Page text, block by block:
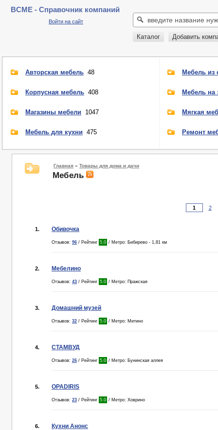
BCME - Справочник компаний
Войти на сайт
Каталог Добавить
Авторская мебель 48
Корпусная мебель 408
Магазины мебели 1047
Мебель для кухни 475
Мебель из
Мебель на
Мягкая
Ремонт
Главная » Товары для дома и дачи
Мебель
2
1. Обивочка
Отзывов: 96 / Рейтинг 5.0 / Метро: Бибирево - 1,81 км
2. Мебелино
Отзывов: 43 / Рейтинг 5.0 / Метро: Пражская
3. Домашний музей
Отзывов: 32 / Рейтинг 5.0 / Метро: Митино
4. СТАМВУД
Отзывов: 26 / Рейтинг 5.0 / Метро: Бунинская аллея
5. OPADIRIS
Отзывов: 23 / Рейтинг 5.0 / Метро: Ховрино
6. Кухни Анонс